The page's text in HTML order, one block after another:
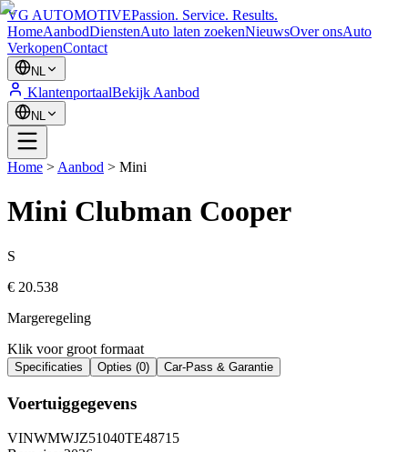
VG AUTOMOTIVEPassion. Service. Results.
HomeAanbodDienstenAuto laten zoekenNieuwsOver onsAuto
VerkopenContact
NL
KlantenportaalBekijk Aanbod
NL
Home > Aanbod > Mini
Mini Clubman Cooper
S
€ 20.538
Margeregeling
Klik voor groot formaat
Specificaties Opties (0) Car-Pass & Garantie
Voertuiggegevens
VINWMWJZ51040TE48715